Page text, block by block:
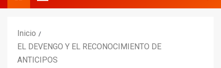
Inicio
EL DEVENGO Y EL RECONOCIMIENTO DE
ANTICIPOS